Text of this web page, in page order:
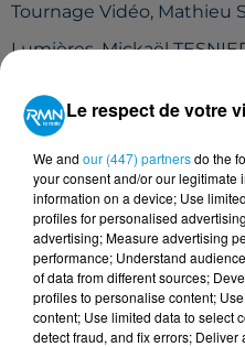
Tournage Vidéo, Mathieu
Lumières, Mickaël
Enregistrement –
CHAUVEL
Musique Intro – Laurence
Merci à Joël, Maël,
Brendan.
Cet élément est
Le respect de votre
We and our (447) partnersdo the
your consent and/or our legitimate
information on a device; Use
profiles for personalised
advertising; Measure advertising
performance; Understand
of data from different sources;
profiles to personalise content;
content; Use limited data to select
detect fraud, and fix errors;